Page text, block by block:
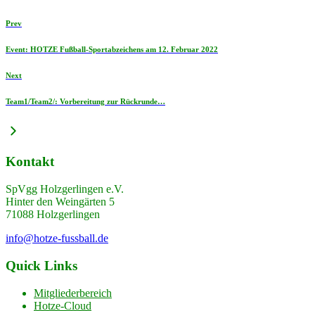
Prev
Event: HOTZE Fußball-Sportabzeichens am 12. Februar 2022
Next
Team1/Team2/: Vorbereitung zur Rückrunde…
Kontakt
SpVgg Holzgerlingen e.V.
Hinter den Weingärten 5
71088 Holzgerlingen
info@hotze-fussball.de
Quick Links
Mitgliederbereich
Hotze-Cloud